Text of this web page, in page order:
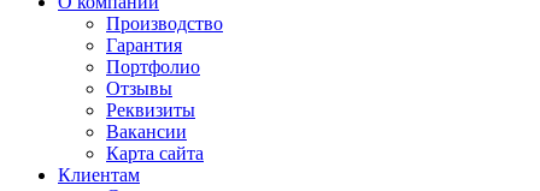
Производство
Гарантия
Портфолио
Отзывы
Реквизиты
Вакансии
Карта сайта
Клиентам